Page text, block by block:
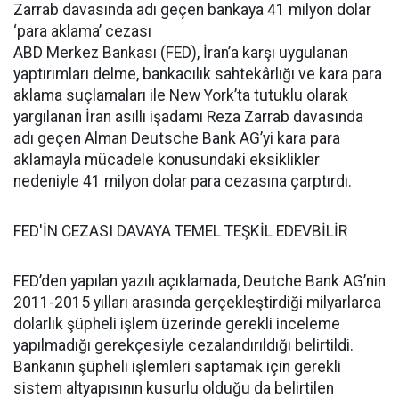
Zarrab davasında adı geçen bankaya 41 milyon dolar
‘para aklama’ cezası
ABD Merkez Bankası (FED), İran’a karşı uygulanan
yaptırımları delme, bankacılık sahtekârlığı ve kara para
aklama suçlamaları ile New York’ta tutuklu olarak
yargılanan İran asıllı işadamı Reza Zarrab davasında
adı geçen Alman Deutsche Bank AG’yi kara para
aklamayla mücadele konusundaki eksiklikler
nedeniyle 41 milyon dolar para cezasına çarptırdı.
FED'İN CEZASI DAVAYA TEMEL TEŞKİL EDEVBİLİR
FED’den yapılan yazılı açıklamada, Deutche Bank AG’nin
2011-2015 yılları arasında gerçekleştirdiği milyarlarca
dolarlık şüpheli işlem üzerinde gerekli inceleme
yapılmadığı gerekçesiyle cezalandırıldığı belirtildi.
Bankanın şüpheli işlemleri saptamak için gerekli
sistem altyapısının kusurlu olduğu da belirtilen